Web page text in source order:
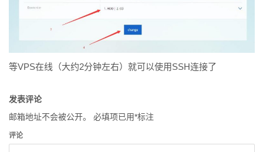
等VPS在线（大约2分钟左右）就可以使用SSH连接了
发表评论
邮箱地址不会被公开。
必填项已用*标注
评论